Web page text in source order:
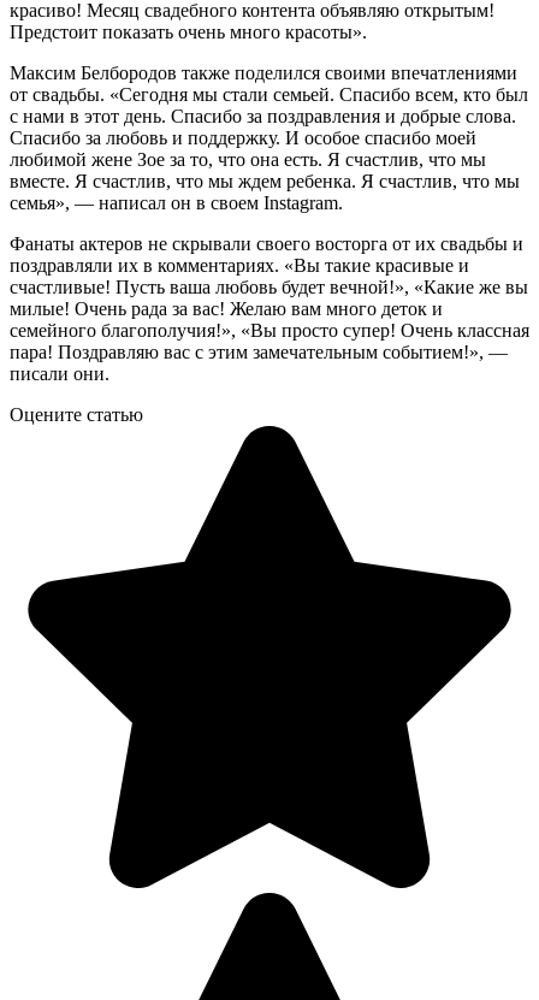
красиво! Месяц свадебного контента объявляю открытым!
Предстоит показать очень много красоты».
Максим Белбородов также поделился своими впечатлениями
от свадьбы. «Сегодня мы стали семьей. Спасибо всем, кто был
с нами в этот день. Спасибо за поздравления и добрые слова.
Спасибо за любовь и поддержку. И особое спасибо моей
любимой жене Зое за то, что она есть. Я счастлив, что мы
вместе. Я счастлив, что мы ждем ребенка. Я счастлив, что мы
семья», — написал он в своем Instagram.
Фанаты актеров не скрывали своего восторга от их свадьбы и
поздравляли их в комментариях. «Вы такие красивые и
счастливые! Пусть ваша любовь будет вечной!», «Какие же вы
милые! Очень рада за вас! Желаю вам много деток и
семейного благополучия!», «Вы просто супер! Очень классная
пара! Поздравляю вас с этим замечательным событием!», —
писали они.
Оцените статью